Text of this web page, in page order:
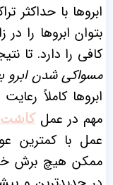
ابرو‌ها با حداکثر
بتوان ابروها را
کافی را دارد. تا
مسواکی شدن ابرو
ابروها کاملاً
مهم در عملکاشت
عمل با کمترین
ممکن هیچ برش